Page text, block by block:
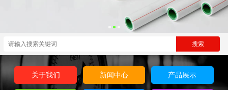
关于我们 新闻中心 产品展示